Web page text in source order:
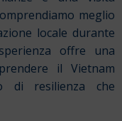
meglio
locale durante
offre una
il Vietnam
di resilienza che